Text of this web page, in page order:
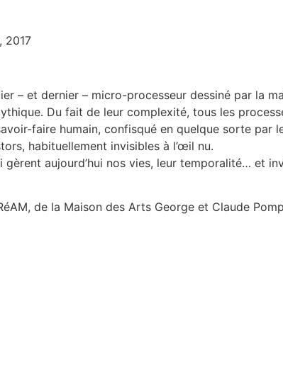
2017
– et dernier – micro-processeur dessiné par la
Du fait de leur complexité, tous les
faire humain, confisqué en quelque sorte par
habituellement invisibles à l’œil nu.
aujourd’hui nos vies, leur temporalité… et
de la Maison des Arts George et Claude